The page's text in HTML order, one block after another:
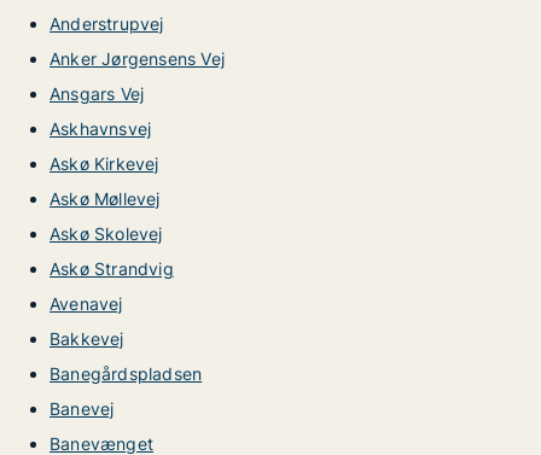
Anderstrupvej
Anker Jørgensens Vej
Ansgars Vej
Askhavnsvej
Askø Kirkevej
Askø Møllevej
Askø Skolevej
Askø Strandvig
Avenavej
Bakkevej
Banegårdspladsen
Banevej
Banevænget